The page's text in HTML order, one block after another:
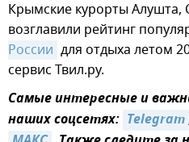
Крымские курорты Алушта,
возглавили рейтинг
России для отдыха летом
сервис Твил.ру.
Самые интересные и
наших соцсетях: Telegram